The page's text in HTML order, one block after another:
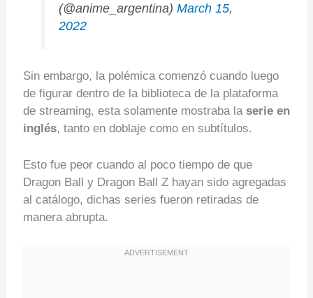
(@anime_argentina)March 15,
2022
Sin embargo, la polémica comenzó cuando luego
de figurar dentro de la biblioteca de la plataforma
de streaming, esta solamente mostraba la serie en
inglés, tanto en doblaje como en subtítulos.
Esto fue peor cuando al poco tiempo de que
Dragon Ball y Dragon Ball Z hayan sido agregadas
al catálogo, dichas series fueron retiradas de
manera abrupta.